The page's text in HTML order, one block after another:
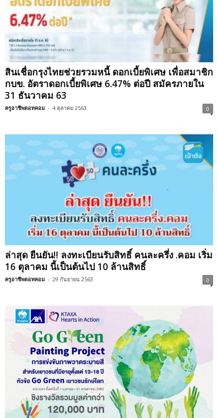
สินเชื่อกรุงไทยช่วยรวมหนี้ ดอกเบี้ยพิเศษ เพื่อสมาชิก
กบข. อัตราดอกเบี้ยพิเศษ 6.47% ต่อปี สมัครภายใน
31 ธันวาคม 63
ครูอาชีพดอทคอม - 4 ตุลาคม 2563 0
ล่าสุด ยืนยัน!! ลงทะเบียนรับสิทธิ์ คนละครึ่ง .คอม เริ่ม
16 ตุลาคม นี้เป็นต้นไป 10 ล้านสิทธิ์
ครูอาชีพดอทคอม - 29 กันยายน 2563 0